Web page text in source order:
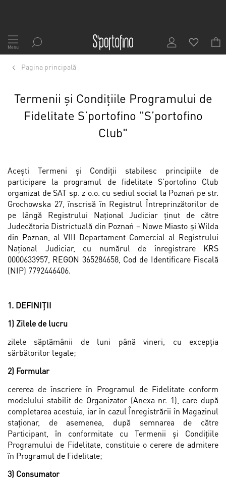
Mergeți
la
Conținut
Menu
Pagina principală
Termenii și Condițiile Programului de
Fidelitate S’portofino "S’portofino
Club"
Aceşti Termeni și Condiții stabilesc principiile de
participare la programul de fidelitate S’portofino Club
organizat de SAT sp. z o.o. cu sediul social la Poznań pe str.
Grochowska 27, înscrisă în Registrul Întreprinzătorilor de
pe lângă Registrului Naţional Judiciar ţinut de către
Judecătoria Districtuală din Poznań – Nowe Miasto și Wilda
din Poznan, al VIII Departament Comercial al Registrului
Naţional Judiciar, cu numărul de înregistrare KRS
0000633957, REGON 365284658, Cod de Identificare Fiscală
(NIP) 7792446406.
1. DEFINIȚII
1) Zilele de lucru
zilele săptămânii de luni până vineri, cu excepţia
sărbătorilor legale;
2) Formular
cererea de înscriere în Programul de Fidelitate conform
modelului stabilit de Organizator (Anexa nr. 1), care după
completarea acestuia, iar în cazul Înregistrării în Magazinul
staționar, de asemenea, după semnarea de către
Participant, în conformitate cu Termenii și Condiţiile
Programului de Fidelitate, constituie o cerere de admitere
în Programul de Fidelitate;
3) Consumator